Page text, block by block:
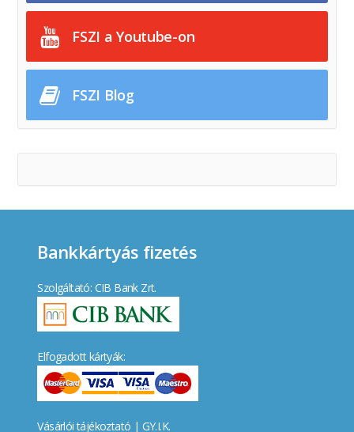
FSZI a Youtube-on
FSZI Blog
Bankkártyás fizetés
Szolgáltató: CIB Bank Zrt.
Elfogadott kártyák:
Vásárlói tájékoztató | GY.I.K.